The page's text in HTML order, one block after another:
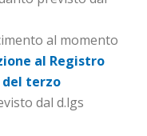
al momento
al Registro
terzo
dal d.lgs